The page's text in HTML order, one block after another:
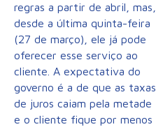
regras a partir de abril, mas,
desde a última quinta-feira
(27 de março), ele já pode
oferecer esse serviço ao
cliente. A expectativa do
governo é a de que as taxas
de juros caiam pela metade
e o cliente fique por menos